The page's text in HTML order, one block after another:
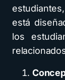
está
los